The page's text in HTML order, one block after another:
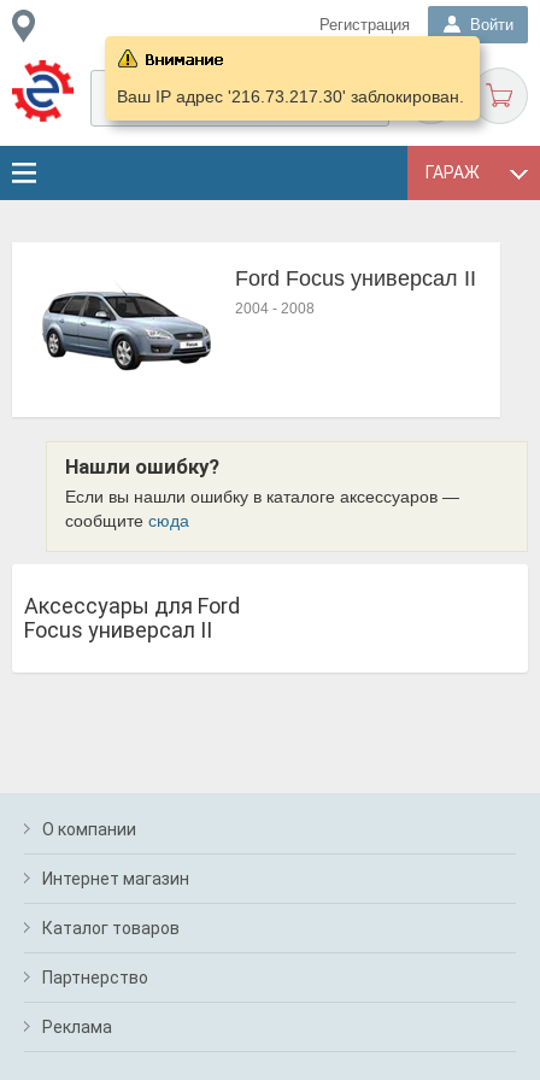
Регистрация Войти
ГАРАЖ
Ваш IP адрес '216.73.217.30' заблокирован.
Ford Focus универсал II
2004 - 2008
Нашли ошибку?
Если вы нашли ошибку в каталоге аксессуаров —
сообщите сюда
Аксессуары для Ford
Focus универсал II
О компании
Интернет магазин
Каталог товаров
Партнерство
Реклама